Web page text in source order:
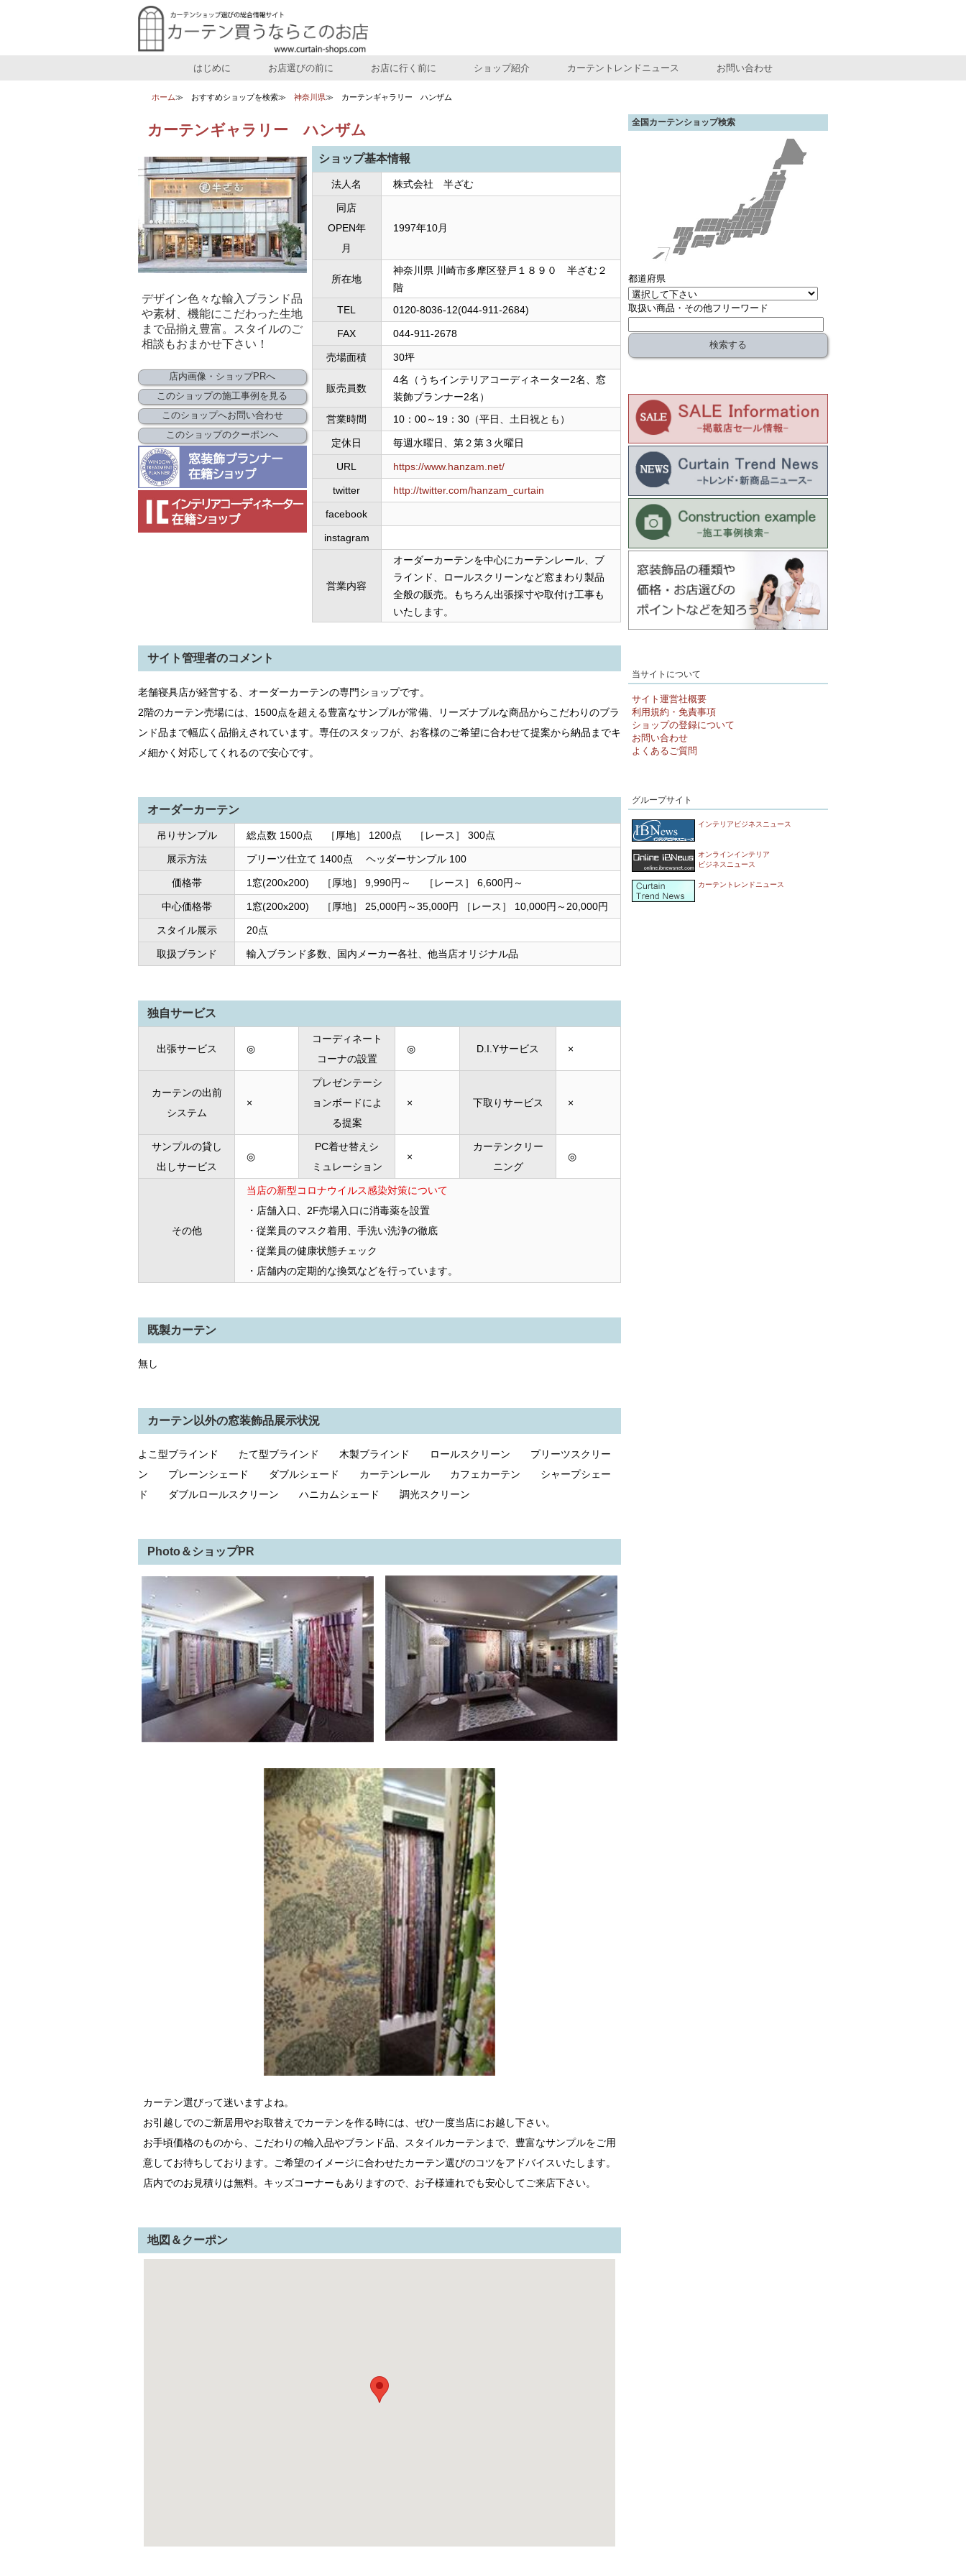
はじめに お店選びの前に お店に行く前に ショップ紹介 カーテントレンドニュース お問い合わせ
ホーム おすすめショップを検索 神奈川県 カーテンギャラリー ハンザム
カーテンギャラリー ハンザム
デザイン色々な輸入ブランド品
や素材、機能にこだわった生地
まで品揃え豊富。スタイルのご
相談もおまかせ下さい！
店内画像・ショップPRへ
このショップの施工事例を見る
このショップへお問い合わせ
このショップのクーポンへ
ショップ基本情報
法人名 株式会社 半ざむ
同店
OPEN年
月
1997年10月
所在地
神奈川県 川崎市多摩区登戸１８９０ 半ざむ２
階
TEL
0120-8036-12(044-911-2684)
FAX 044-911-2678
売場面積 30坪
販売員数
4名（うちインテリアコーディネーター2名、窓
装飾プランナー2名）
営業時間
10：00～19：30（平日、土日祝とも）
定休日 毎週水曜日、第２第３火曜日
URL https://www.hanzam.net/
twitter http://twitter.com/hanzam_curtain
facebook
instagram
営業内容
オーダーカーテンを中心にカーテンレール、ブ
ラインド、ロールスクリーンなど窓まわり製品
全般の販売。もちろん出張採寸や取付け工事も
いたします。
サイト管理者のコメント
老舗寝具店が経営する、オーダーカーテンの専門ショップです。
2階のカーテン売場には、1500点を超える豊富なサンプルが常備、リーズナブルな商品からこだわりのブラ
ンド品まで幅広く品揃えされています。専任のスタッフが、お客様のご希望に合わせて提案から納品までキ
メ細かく対応してくれるので安心です。
オーダーカーテン
吊りサンプル 総点数 1500点 ［厚地］ 1200点 ［レース］ 300点
展示方法 プリーツ仕立て 1400点 ヘッダーサンプル 100
価格帯 1窓(200x200) ［厚地］ 9,990円～ ［レース］ 6,600円～
中心価格帯 1窓(200x200) ［厚地］ 25,000円～35,000円 ［レース］ 10,000円～20,000円
スタイル展示 20点
取扱ブランド 輸入ブランド多数、国内メーカー各社、他当店オリジナル品
独自サービス
出張サービス ◎
コーディネート
コーナの設置
◎ D.I.Yサービス ×
カーテンの出前
システム
×
プレゼンテーシ
ョンボードによ
る提案
× 下取りサービス ×
サンプルの貸し
出しサービス
◎
PC着せ替えシ
ミュレーション
×
カーテンクリー
ニング
◎
その他
当店の新型コロナウイルス感染対策について
・店舗入口、2F売場入口に消毒薬を設置
・従業員のマスク着用、手洗い洗浄の徹底
・従業員の健康状態チェック
・店舗内の定期的な換気などを行っています。
既製カーテン
無し
カーテン以外の窓装飾品展示状況
よこ型ブラインド たて型ブラインド 木製ブラインド ロールスクリーン プリーツスクリー
ン プレーンシェード ダブルシェード カーテンレール カフェカーテン シャープシェー
ド ダブルロールスクリーン ハニカムシェード 調光スクリーン
Photo＆ショップPR
カーテン選びって迷いますよね。
お引越しでのご新居用やお取替えでカーテンを作る時には、ぜひ一度当店にお越し下さい。
お手頃価格のものから、こだわりの輸入品やブランド品、スタイルカーテンまで、豊富なサンプルをご用
意してお待ちしております。ご希望のイメージに合わせたカーテン選びのコツをアドバイスいたします。
店内でのお見積りは無料。キッズコーナーもありますので、お子様連れでも安心してご来店下さい。
地図＆クーポン
全国カーテンショップ検索
都道府県
取扱い商品・その他フリーワード
当サイトについて
サイト運営社概要
利用規約・免責事項
ショップの登録について
お問い合わせ
よくあるご質問
グループサイト
インテリアビジネスニュース
オンラインインテリア
ビジネスニュース
カーテントレンドニュース